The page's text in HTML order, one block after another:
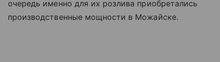
очередь именно для их розлива приобретались
производственные мощности в Можайске.